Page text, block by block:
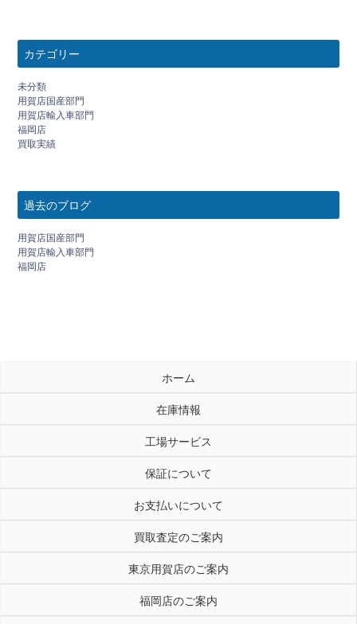
カテゴリー
未分類
用賀店国産部門
用賀店輸入車部門
福岡店
買取実績
過去のブログ
用賀店国産部門
用賀店輸入車部門
福岡店
ホーム
在庫情報
工場サービス
保証について
お支払いについて
買取査定のご案内
東京用賀店のご案内
福岡店のご案内